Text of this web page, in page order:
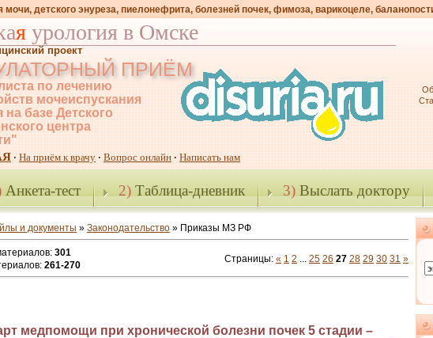
мочи, детского энуреза, пиелонефрита, болезней почек, фимоза, варикоцеле,
я урология в Омске
проект
ПРИЁМ
по лечению
мочеиспускания
на базе Детского
центра
· На приём к врачу · Вопрос онлайн · Написать нам
Анкета-тест 2)Таблица-дневник 3)Выслать доктору
и документы » Законодательство » Приказы МЗ РФ
: 301
: 261-270
Страницы: « 1 2 ... 25 26 27 28 29 30 31 »
медпомощи при хронической болезни почек 5 стадии –